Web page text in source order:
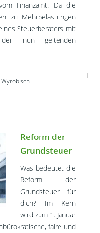
Finanzamt. Da die
zu Mehrbelastungen
Steuerberaters mit
nun geltenden
Reform der
Grundsteuer
Was bedeutet die
Reform der
Grundsteuer für
dich? Im Kern
wird zum 1. Januar
faire und